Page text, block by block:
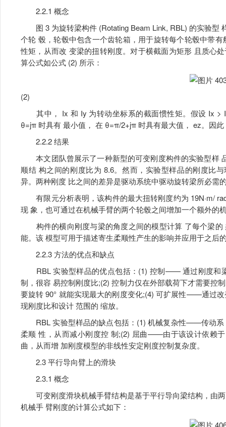
2.2.1 概念
图 3 为旋转梁构件 (Rotating Beam Link, RBL) 的实验型
个轮 毂，轮毂中包含一个齿轮箱，用于旋转每个轮毂中带
性矩，从而改 变梁的扭转刚度。对于横截面为矩形 且质心
算公式如公式 (2) 所示：
(2)
其中， Ix 和 Iy 为转动坐标系的截面惯性矩。假设 Ix >
θ=jπ 时具有 最小值， 在 θ=π/2+jπ 时具有最大值， ez。因
2.2.2 结果
本文团队曾展示了一种新型的可变刚度构件的实验型样
顺结 构之间的刚度比为 8.6。然而，实验型样品的刚度比
异。两种刚度 比之间的差异是驱动系统中驱动旋转梁所必需
有限元分析表明，该构件的最大扭转刚度约为 19N·m/
现 象，也可通过在机械手臂的两个轮毂之间增加一个额外的
构件的横向刚度与梁的角度之间的模型计算 了每个梁的
能。该 模型可用于描述寄生柔顺性产生的影响并应用于之后
2.2.3 方法的优点和缺点
RBL 实验型样品的优点包括：(1) 控制—— 通过刚度和
制，很容 易控制刚度比;(2) 控制力仅在外部载荷下才需要
要旋转 90° 就能实现最大的刚度变化;(4) 可扩展性——通过
现刚度比和设计 范围的 缩放。
RBL 实验型样品的缺点包括：(1) 机械复杂性——传动系
柔顺 性，从而减小刚度控 制;(2) 屈曲——由于该设计依赖
曲，从而增 加刚度模型的非线性安定刚度控制复杂度。
2.3 平行导向臂上的滑块
2.3.1 概念
可变刚度滑块机械手臂结构是基于平行导向梁结构，由
机械手 臂刚度的计算公式如下：